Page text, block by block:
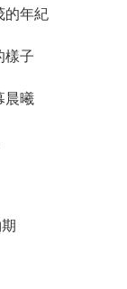
的年紀
樣子
晨曦